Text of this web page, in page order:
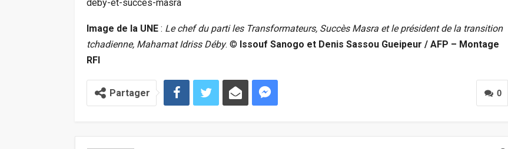
deby-et-succes-masra
Image de la UNE : Le chef du parti les Transformateurs, Succès Masra et le président de la transition
tchadienne, Mahamat Idriss Déby. © Issouf Sanogo et Denis Sassou Gueipeur / AFP – Montage
RFI
0
Partager